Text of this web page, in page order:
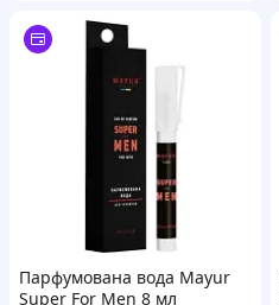
Парфумована вода Mayur
Super For Men 8 мл